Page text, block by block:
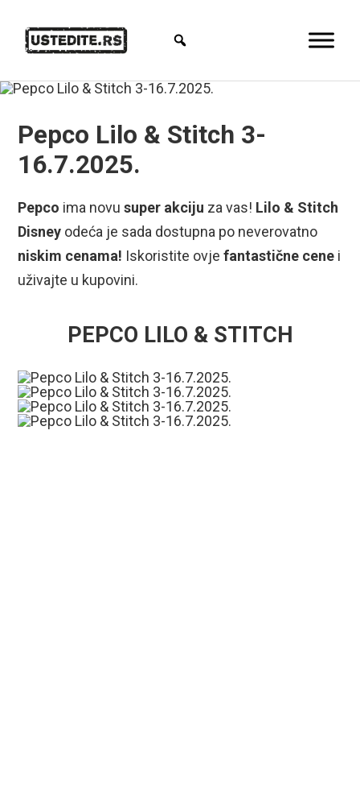
Pepco Lilo & Stitch 3-
16.7.2025.
Pepco ima novusuper akciju za vas! Lilo & Stitch
Disney odeća je sada dostupna po neverovatno
niskim cenama! Iskoristite ovjefantastične cene i
uživajte u kupovini.
PEPCO LILO & STITCH